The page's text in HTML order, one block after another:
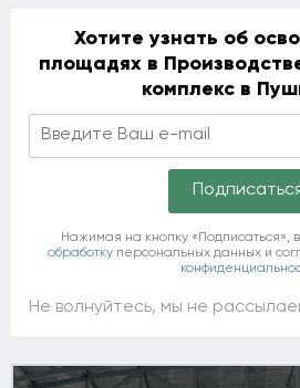
Хотите узнать об
площадях в
комплекс в
Нажимая на кнопку «Подписаться»,
обработку персональных данных и
Не волнуйтесь, мы не